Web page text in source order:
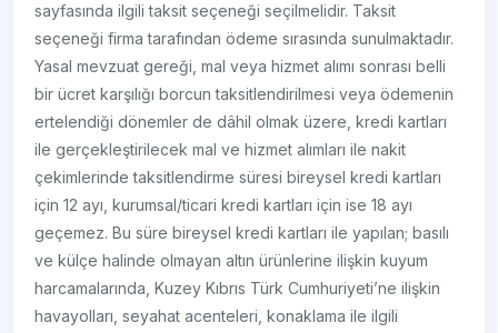
sayfasında ilgili taksit seçeneği seçilmelidir. Taksit
seçeneği firma tarafından ödeme sırasında sunulmaktadır.
Yasal mevzuat gereği, mal veya hizmet alımı sonrası belli
bir ücret karşılığı borcun taksitlendirilmesi veya ödemenin
ertelendiği dönemler de dâhil olmak üzere, kredi kartları
ile gerçekleştirilecek mal ve hizmet alımları ile nakit
çekimlerinde taksitlendirme süresi bireysel kredi kartları
için 12 ayı, kurumsal/ticari kredi kartları için ise 18 ayı
geçemez. Bu süre bireysel kredi kartları ile yapılan; basılı
ve külçe halinde olmayan altın ürünlerine ilişkin kuyum
harcamalarında, Kuzey Kıbrıs Türk Cumhuriyeti’ne ilişkin
havayolları, seyahat acenteleri, konaklama ile ilgili